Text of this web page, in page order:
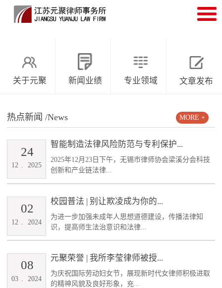
关于元聚 新闻业绩 专业领域 文章发布
热点新闻 /News
智能制造法律风险防范与专利保护...
2025年12月23日下午，无锡市律师协会梁溪分会科技
创新和产业链法律...
12 . 2025
24
校园普法 | 别让欺凌成为你的...
为进一步加强未成年人思想道德建设，传播法律知
识，提高师生法治意识和法律...
12 2024
02
元聚荣誉 | 我所李莹律师被授...
为庆祝国际劳动妇女节，展现新时代女律师积极进取
的精神风貌及良好形象，充...
03 2024
08
MORE +